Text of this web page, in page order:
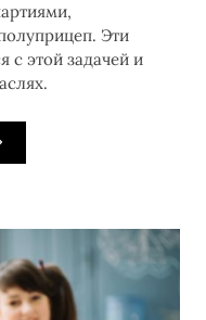
Эти
с этой задачей и